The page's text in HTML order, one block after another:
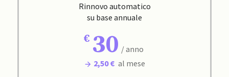
Rinnovo automatico
su base annuale
30 / anno
2,50 € al mese